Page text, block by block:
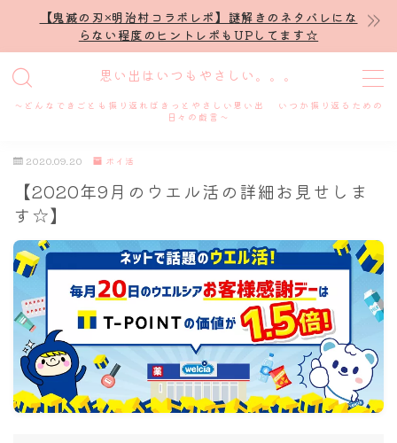
【鬼滅の刃×明治村コラボレポ】謎解きのネタバレにな
らない程度のヒントレポもUPしてます☆
思い出はいつもやさしい。。。
～どんなできごとも振り返ればきっとやさしい思い出 いつか振り返るための
日々の戯言～
MENU
プロフィール
謎解き
ホテル滞在記
舞台・ライブ
名古屋
ナナちゃん人形
2020.09.20 ポイ活
【2020年9月のウエル活の詳細お見せしま
す☆】